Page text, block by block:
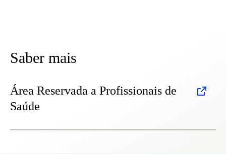
Saber mais
Área Reservada a Profissionais de
Saúde